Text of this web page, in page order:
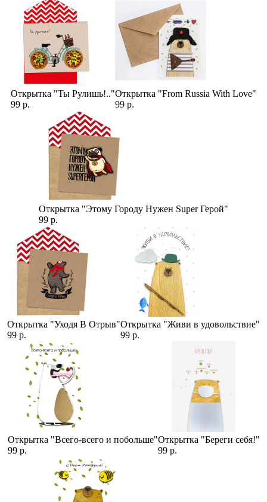
Открытка "Ты Рулишь!.."
99 р.
Открытка "From Russia With Love"
99 р.
Открытка "Этому Городу Нужен Super Герой"
99 р.
Открытка "Уходя В Отрыв"
99 р.
Открытка "Живи в удовольствие"
99 р.
Открытка "Всего-всего и побольше"
99 р.
Открытка "Береги себя!"
99 р.